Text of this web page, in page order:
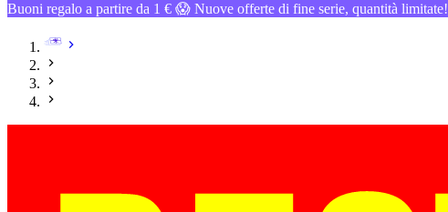
Buoni regalo a partire da 1 € 😱 Nuove offerte di fine serie, quantità limitate!